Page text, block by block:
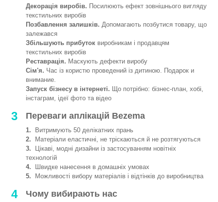
Декорація виробів. Посилюють ефект зовнішнього вигляду
текстильних виробів
Позбавлення залишків. Допомагають позбутися товару, що
залежався
Збільшують прибуток виробникам і продавцям
текстильних виробів
Реставрація. Маскують дефекти виробу
Сім'я. Час із користю проведений із дитиною. Подарок и
внимание.
Запуск бізнесу в інтернеті. Що потрібно: бізнес-план, хобі,
інстаграм, ідеї фото та відео
3 Переваги аплікацій Bezema
1. Витримують 50 делікатних прань
2. Матеріали еластичні, не тріскаються й не розтягуються
3. Цікаві, модні дизайни із застосуванням новітніх
технологій
4. Швидке нанесення в домашніх умовах
5. Можливості вибору матеріалів і відтінків до виробництва
4 Чому вибирають нас